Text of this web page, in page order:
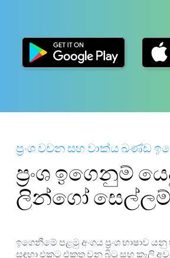
ප්‍රංශ වචන සහ වාක්ය ඛණ්ඩ
ප්‍රංශ ඉගෙනුම්
ලින්ගෝ සෙල්ලම්
ඉගෙනීමේ පළමු අංගය ප්‍රංශ භාෂාව
සඳහා එකට එකතු වන බිටු සහ කෑලි